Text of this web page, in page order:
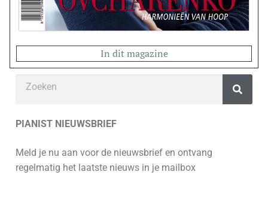
In dit magazine
PIANIST NIEUWSBRIEF
Meld je nu aan voor de nieuwsbrief en ontvang
regelmatig het laatste nieuws in je mailbox